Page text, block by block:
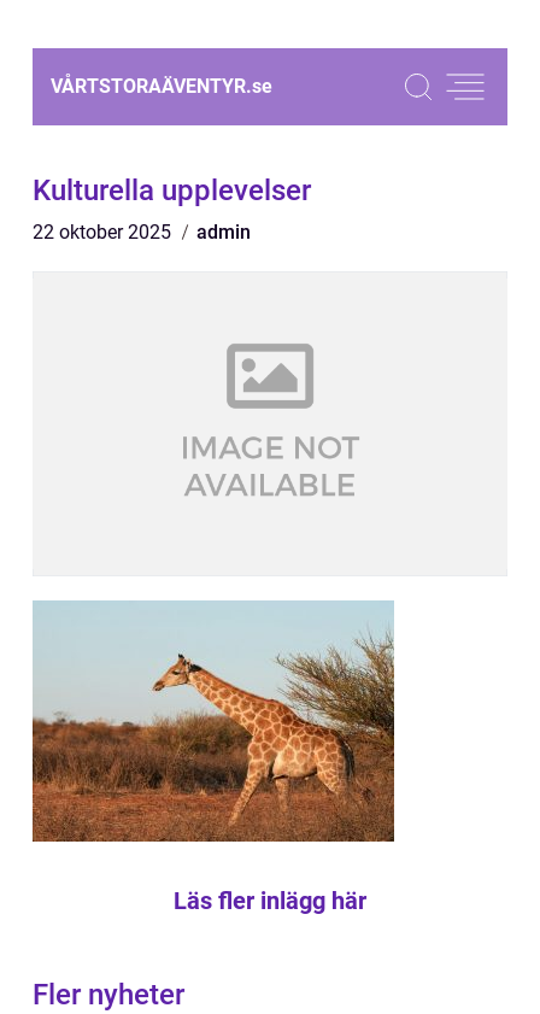
VÅRTSTORAÄVENTYR.se
Kulturella upplevelser
22 oktober 2025 admin
Läs fler inlägg här
Fler nyheter